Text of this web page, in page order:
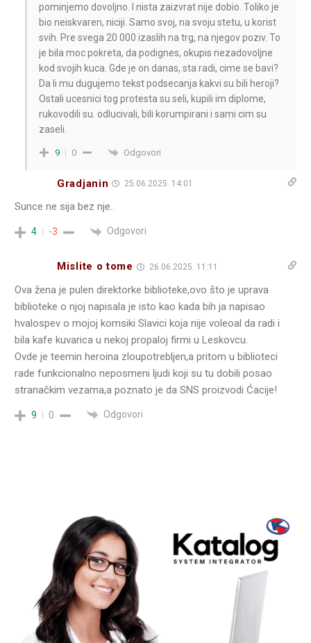
pominjemo dovoljno. I nista zaizvrat nije dobio. Toliko je
bio neiskvaren, niciji. Samo svoj, na svoju stetu, u korist
svih. Pre svega 20 000 izaslih na trg, na njegov poziv. To
je bila moc pokreta, da podignes, okupis nezadovoljne
kod svojih kuca. Gde je on danas, sta radi, cime se bavi?
Da li mu dugujemo tekst podsecanja kakvi su bili heroji?
Ostali ucesnici tog protesta su seli, kupili im diplome,
rukovodili su. odlucivali, bili korumpirani i sami cim su
zaseli.
9 0 Odgovori
Gradjanin 25.06.2025. 14:01
Sunce ne sija bez nje..
4 -3 Odgovori
Mislite o tome 26.06.2025. 11:11
Ova žena je pulen direktorke biblioteke,ovo što je uprava
biblioteke o njoj napisala je isto kao kada bih ja napisao
hvalospev o mojoj komsiki Slavici koja nije voleoal da radi i
bila kafe kuvarica u nekoj propaloj firmi u Leskovcu.
Ovde je teemin heroina zloupotrebljen,a pritom u biblioteci
rade funkcionalno neposmeni ljudi koji su tu dobili posao
stranačkim vezama,a poznato je da SNS proizvodi Ćacije!
9 0 Odgovori